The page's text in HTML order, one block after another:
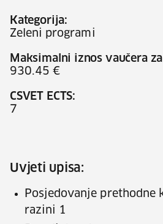
Kategorija:
Zeleni programi
Maksimalni iznos vaučera
930.45 €
CSVET ECTS:
7
Uvjeti upisa:
Posjedovanje prethodne
razini 1